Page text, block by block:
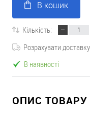
В кошик
Кількість:
Розрахувати доставку
В наявності
ОПИС ТОВАРУ